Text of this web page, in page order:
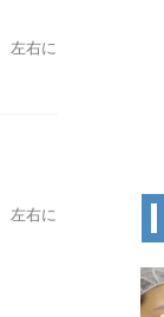
右に
右に